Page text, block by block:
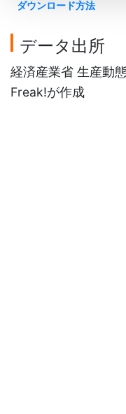
ダウンロード方法
データ出所
経済産業省 生産動
Freak!が作成